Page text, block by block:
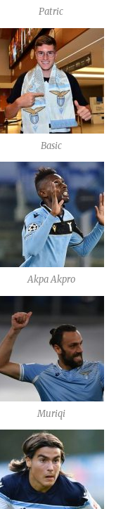
Patric
Basic
Akpa Akpro
Muriqi